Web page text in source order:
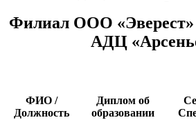
Филиал ООО «Эверест»
АДЦ
ФИО /
Должность
Диплом об
образовании